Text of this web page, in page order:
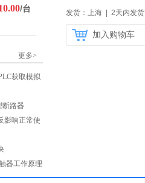
发货：上海 | 2天内发货
加入购物车
/台
更多>
获取模拟
断路器
影响正常使
器工作原理